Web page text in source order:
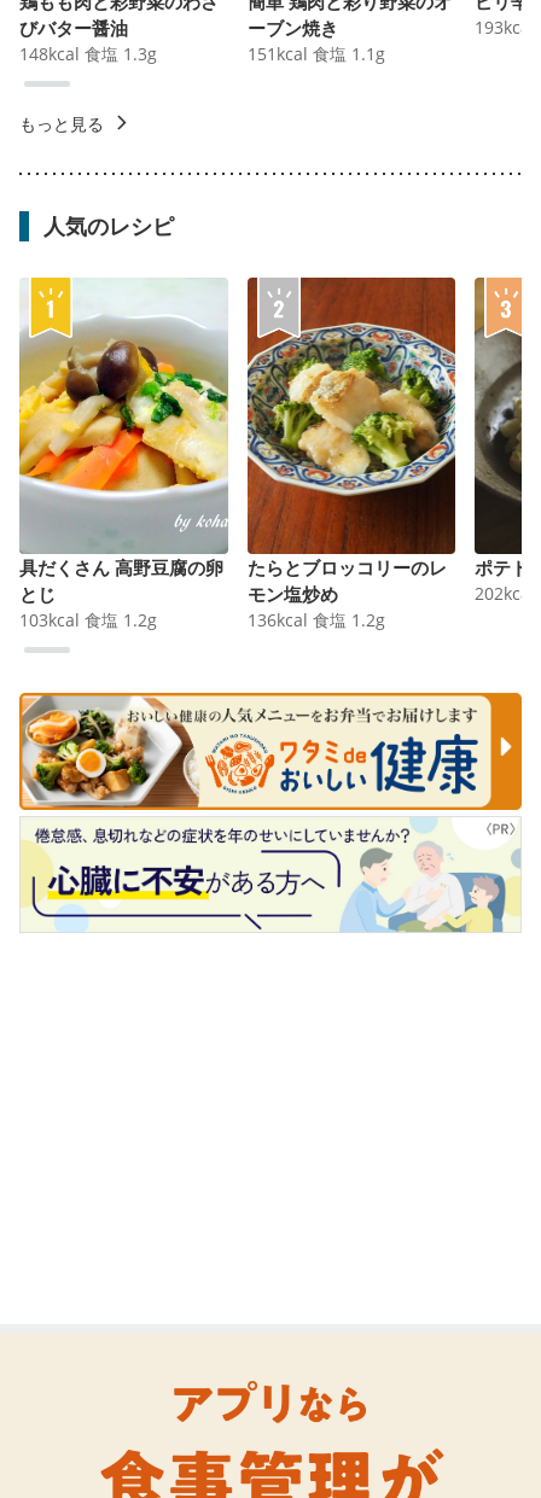
びバター醤油
148kcal 食塩 1.3g
ーブン焼き
151 kcal 食塩 1.1 g
193kcal
もっと見る
人気のレシピ
具だくさん 高野豆腐の卵
とじ
103kcal 食塩 1.2g
たらとブロッコリーのレ
モン塩炒め
136kcal 食塩 1.2g
ポテト
202kcal